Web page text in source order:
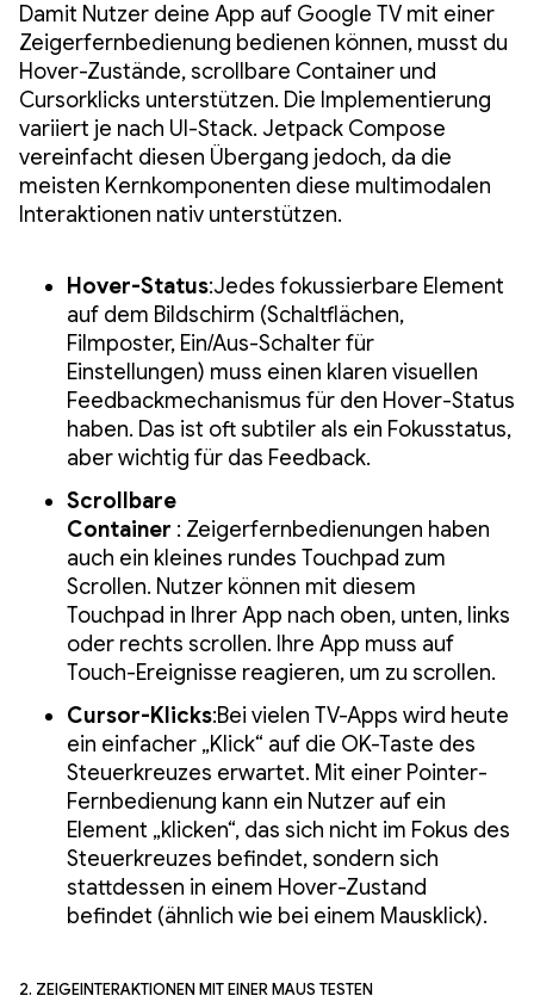
Damit Nutzer deine App auf Google TV mit einer
Zeigerfernbedienung bedienen können, musst du
Hover-Zustände, scrollbare Container und
Cursorklicks unterstützen. Die Implementierung
variiert je nach UI-Stack. Jetpack Compose
vereinfacht diesen Übergang jedoch, da die
meisten Kernkomponenten diese multimodalen
Interaktionen nativ unterstützen.
Hover-Status:Jedes fokussierbare Element
auf dem Bildschirm (Schaltflächen,
Filmposter, Ein/Aus-Schalter für
Einstellungen) muss einen klaren visuellen
Feedbackmechanismus für den Hover-Status
haben. Das ist oft subtiler als ein Fokusstatus,
aber wichtig für das Feedback.
Scrollbare
Container : Zeigerfernbedienungen haben
auch ein kleines rundes Touchpad zum
Scrollen. Nutzer können mit diesem
Touchpad in Ihrer App nach oben, unten, links
oder rechts scrollen. Ihre App muss auf
Touch-Ereignisse reagieren, um zu scrollen.
Cursor-Klicks:Bei vielen TV-Apps wird heute
ein einfacher „Klick“ auf die OK-Taste des
Steuerkreuzes erwartet. Mit einer Pointer-
Fernbedienung kann ein Nutzer auf ein
Element „klicken“, das sich nicht im Fokus des
Steuerkreuzes befindet, sondern sich
stattdessen in einem Hover-Zustand
befindet (ähnlich wie bei einem Mausklick).
2. Zeigeinteraktionen mit einer Maus testen